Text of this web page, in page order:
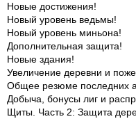
Новые достижения!
Новый уровень ведьмы!
Новый уровень миньона!
Дополнительная защита!
Новые здания!
Увеличение деревни и
Общее резюме последних
Добыча, бонусы лиг и
Щиты. Часть 2: Защита